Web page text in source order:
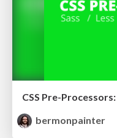
CSS Pre-
bermonpainter